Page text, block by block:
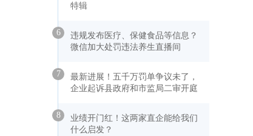
特辑
6
违规发布医疗、保健食品等信息？
微信加大处罚违法养生直播间
7
最新进展！五千万罚单争议未了，
企业起诉县政府和市监局二审开庭
8
业绩开门红！这两家直企能给我们
什么启发？